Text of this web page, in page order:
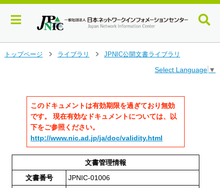
トップページ
ライブラリ
JPNIC公開文書ライブラリ
Select Language ▼
このドキュメントは有効期限を過ぎており無効
です。 現在有効なドキュメントについては、以
下をご参照ください。
http://www.nic.ad.jp/ja/doc/validity.html
文書管理情報
文書番号
JPNIC-01006